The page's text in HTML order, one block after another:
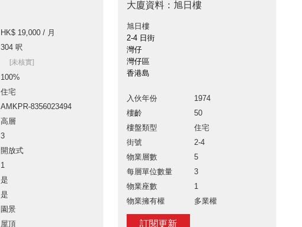
HK$ 19,000 / 月
304 呎
[未核實]
100%
住宅
AMKPR-8356023494
高層
3
開放式
1
是
是
園景
屋頂
大廈資料：旭日樓
旭日樓
2-4 日街
灣仔
灣仔區
香港島
入伙年份
1974
樓齡
50
樓盤類型
住宅
街號
2-4
物業層數
5
每層單位數量
3
物業座數
1
物業擁有權
多業權
訂閱更新